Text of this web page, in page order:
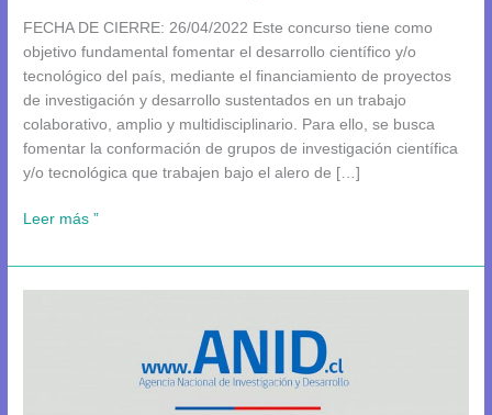
FECHA DE CIERRE: 26/04/2022 Este concurso tiene como
objetivo fundamental fomentar el desarrollo científico y/o
tecnológico del país, mediante el financiamiento de proyectos
de investigación y desarrollo sustentados en un trabajo
colaborativo, amplio y multidisciplinario. Para ello, se busca
fomentar la conformación de grupos de investigación científica
y/o tecnológica que trabajen bajo el alero de […]
Leer más ”